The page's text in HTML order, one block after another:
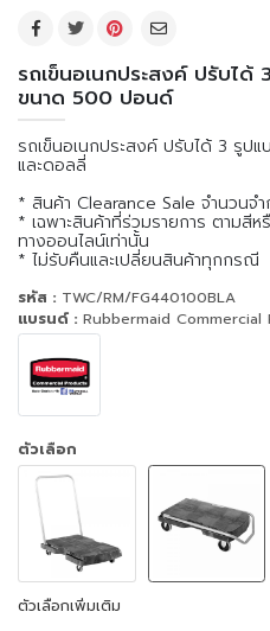
รถเข็นอเนกประสงค์ ปรับไ
ขนาด 500 ปอนด์
รถเข็นอเนกประสงค์ ปรับได้ 3 รูป
และดอลลี่
* สินค้า Clearance Sale จำนวนจ
* เฉพาะสินค้าที่ร่วมรายการ ตามสี
ทางออนไลน์เท่านั้น
* ไม่รับคืนและเปลี่ยนสินค้าทุกกรณี
รหัส : TWC/RM/FG440100BLA
แบรนด์ : Rubbermaid Commercial
ตัวเลือก
ตัวเลือกเพิ่มเติม